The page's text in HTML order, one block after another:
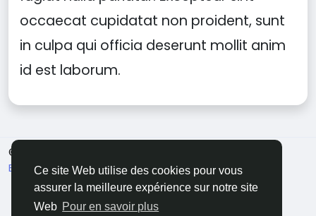
Ce site Web utilise des cookies pour vous
assurer la meilleure expérience sur notre site
Web Pour en savoir plus
occaecat cupidatat non proident, sunt
in culpa qui officia deserunt mollit anim
id est laborum.
© 2026 Soocian
Environ Politique de confidentialité Terms of Use
Refund and Cancellation Policy Contactez nous
Support Center
Annuaire